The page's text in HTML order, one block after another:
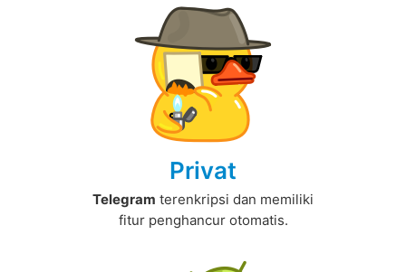
Privat
Telegram terenkripsi dan memiliki
fitur penghancur otomatis.